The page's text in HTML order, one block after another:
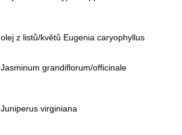
olej z listů/květů Eugenia caryophyllus
Jasminum grandiflorum/officinale
Juniperus virginiana